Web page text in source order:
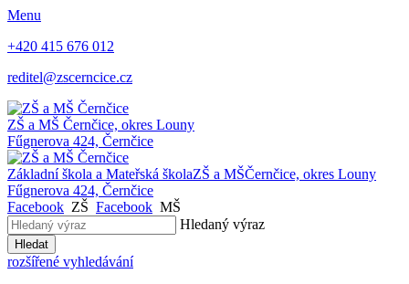
Menu
+420 415 676 012
reditel@zscerncice.cz
ZŠ a MŠ Černčice, okres Louny
Fűgnerova 424, Černčice
Základní škola a Mateřská školaZŠ a MŠČernčice, okres Louny
Fűgnerova 424, Černčice
Facebook ZŠ Facebook MŠ
Hledaný výraz
Hledat
rozšířené vyhledávání